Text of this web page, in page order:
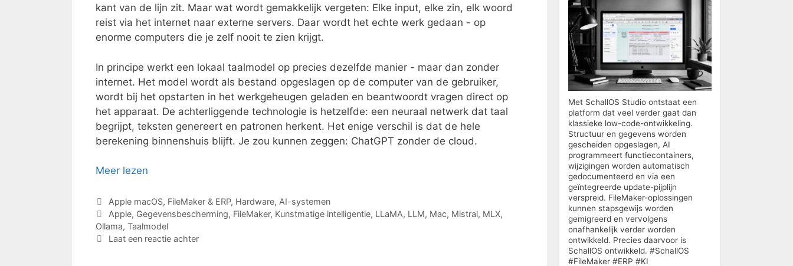
kant van de lijn zit. Maar wat wordt gemakkelijk vergeten: Elke input, elke zin, elk woord
reist via het internet naar externe servers. Daar wordt het echte werk gedaan - op
enorme computers die je zelf nooit te zien krijgt.
In principe werkt een lokaal taalmodel op precies dezelfde manier - maar dan zonder
internet. Het model wordt als bestand opgeslagen op de computer van de gebruiker,
wordt bij het opstarten in het werkgeheugen geladen en beantwoordt vragen direct op
het apparaat. De achterliggende technologie is hetzelfde: een neuraal netwerk dat taal
begrijpt, teksten genereert en patronen herkent. Het enige verschil is dat de hele
berekening binnenshuis blijft. Je zou kunnen zeggen: ChatGPT zonder de cloud.
Meer lezen
Categorieën
Apple macOS, FileMaker & ERP, Hardware, AI-systemen
Tags
Apple, Gegevensbescherming, FileMaker, Kunstmatige intelligentie, LLaMA, LLM, Mac, Mistral, MLX,
Ollama, Taalmodel
Laat een reactie achter
Met SchallOS Studio ontstaat een
platform dat veel verder gaat dan
klassieke low-code-ontwikkeling.
Structuur en gegevens worden
gescheiden opgeslagen, AI
programmeert functiecontainers,
wijzigingen worden automatisch
gedocumenteerd en via een
geïntegreerde update-pijplijn
verspreid. FileMaker-oplossingen
kunnen stapsgewijs worden
gemigreerd en vervolgens
onafhankelijk verder worden
ontwikkeld. Precies daarvoor is
SchallOS ontwikkeld. #SchallOS
#FileMaker #ERP #KI